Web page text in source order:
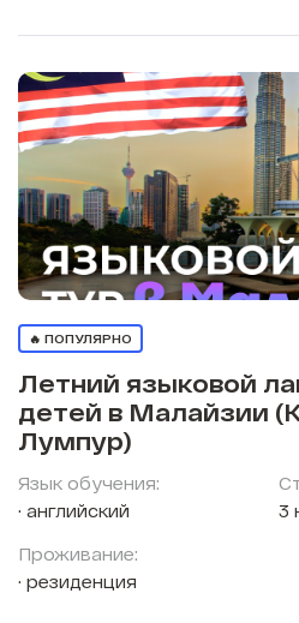
🔥 ПОПУЛЯРНО
Летний языковой
детей в Малайзии
Лумпур)
Язык обучения:
английский
Проживание:
резиденция
3